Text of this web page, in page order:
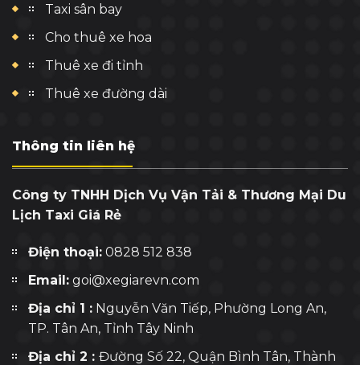
Taxi sân bay
Cho thuê xe hoa
Thuê xe đi tỉnh
Thuê xe đường dài
Thông tin liên hệ
Công ty TNHH Dịch Vụ Vận Tải & Thương Mại Du
Lịch Taxi Giá Rẻ
Điện thoại: 0828 512 838
Email: goi@xegiarevn.com
Địa chỉ 1 : Nguyễn Văn Tiếp, Phường Long An,
TP. Tân An, Tỉnh Tây Ninh
Địa chỉ 2 : Đường Số 22, Quận Bình Tân, Thành